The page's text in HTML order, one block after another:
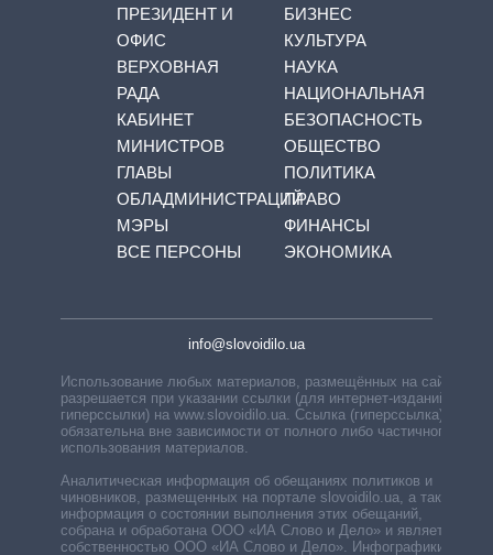
ПРЕЗИДЕНТ И
ОФИС
ВЕРХОВНАЯ
РАДА
КАБИНЕТ
МИНИСТРОВ
ГЛАВЫ
ОБЛАДМИНИСТРАЦИЙ
МЭРЫ
ВСЕ ПЕРСОНЫ
БИЗНЕС
КУЛЬТУРА
НАУКА
НАЦИОНАЛЬНАЯ
БЕЗОПАСНОСТЬ
ОБЩЕСТВО
ПОЛИТИКА
ПРАВО
ФИНАНСЫ
ЭКОНОМИКА
info@slovoidilo.ua
Использование любых материалов, размещённых на сайте,
разрешается при указании ссылки (для интернет-изданий —
гиперссылки) на www.slovoidilo.ua. Ссылка (гиперссылка)
обязательна вне зависимости от полного либо частичного
использования материалов.
Аналитическая информация об обещаниях политиков и
чиновников, размещенных на портале slovoidilo.ua, а также
информация о состоянии выполнения этих обещаний,
собрана и обработана ООО «ИА Слово и Дело» и является
собственностью ООО «ИА Слово и Дело». Инфографики,